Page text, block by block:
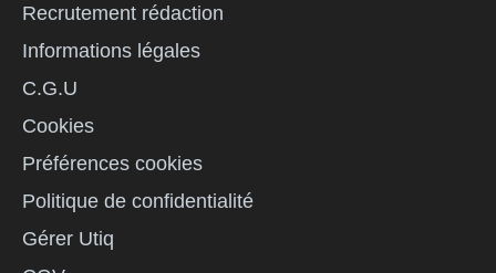
Recrutement rédaction
Informations légales
C.G.U
Cookies
Préférences cookies
Politique de confidentialité
Gérer Utiq